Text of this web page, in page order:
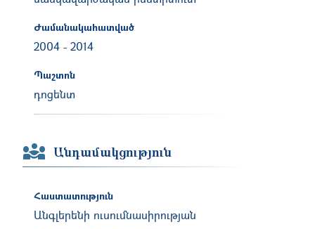
Ժամանակահատված
2004 - 2014
Պաշտոն
դոցենտ
Անդամակցություն
Հաստատություն
Անգլերենի ուսումնասիրության